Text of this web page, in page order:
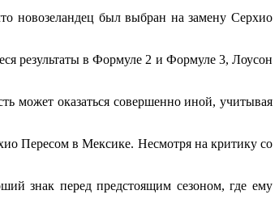
новозеландец был выбран на замену Серхио
результаты в Формуле 2 и Формуле 3, Лоусон
может оказаться совершенно иной, учитывая
Пересом в Мексике. Несмотря на критику со
знак перед предстоящим сезоном, где ему